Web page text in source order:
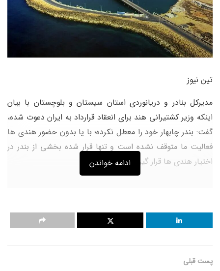
تین نیوز
مدیرکل بنادر و دریانوردی استان سیستان و بلوچستان با بیان
اینکه وزیر کشتیرانی هند برای انعقاد قرارداد به ایران دعوت شده،
گفت: بندر چابهار خود را معطل نکرده؛ با یا بدون حضور هندی ها
فعالیت ما متوقف نشده است و تنها قرار شده بخشی از بندر در
اختیار هندی ها قرار گیرد.
نشست خبری درباره حضور هند در بندر چابهار و علت تعلل در
فشرده زیادی برای این قرارداد گذاشته شد. سازمان بنادر اکنون از
ادامه خواندن
پست قبلی